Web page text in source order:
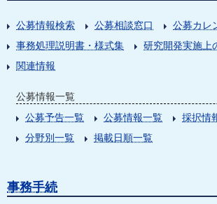
公募情報検索 公募相談窓口 公募カレ
事務処理説明書・様式集
研究開発実施上
関連情報
公募情報一覧
公募予告一覧
公募情報一覧
採択情
分野別一覧
掲載日順一覧
事務手続